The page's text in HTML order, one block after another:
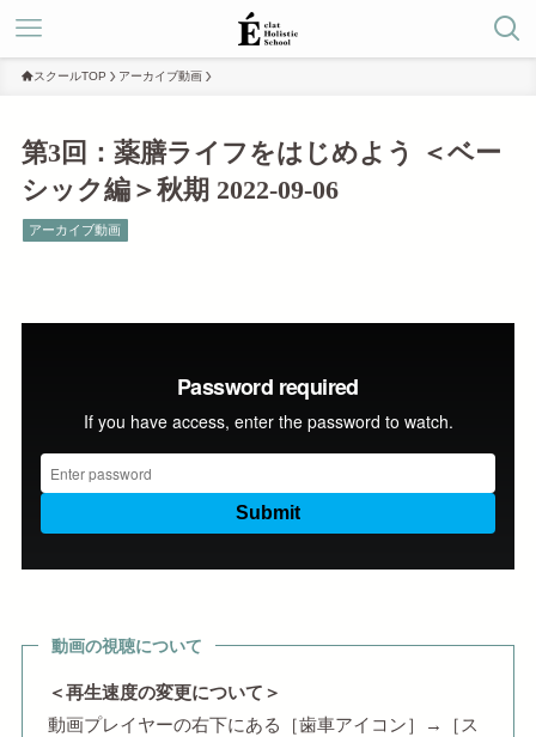
スクールTOP アーカイブ動画
第3回：薬膳ライフをはじめよう ＜ベー
シック編＞秋期 2022-09-06
アーカイブ動画
動画の視聴について
＜再生速度の変更について＞
動画プレイヤーの右下にある［歯車アイコン］→［ス